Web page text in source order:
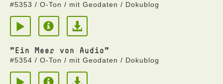
#5353 / O-Ton / mit Geodaten / Dokublog
"Ein Meer von Audio"
#5354 / O-Ton / mit Geodaten / Dokublog